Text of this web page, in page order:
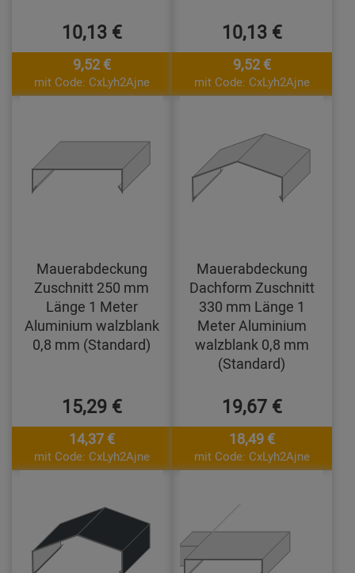
10,13 €
9,52 €
mit Code: CxLyh2Ajne
10,13 €
9,52 €
mit Code: CxLyh2Ajne
Mauerabdeckung
Zuschnitt 250 mm
Länge 1 Meter
Aluminium walzblank
0,8 mm (Standard)
15,29 €
14,37 €
mit Code: CxLyh2Ajne
Mauerabdeckung
Dachform Zuschnitt
330 mm Länge 1
Meter Aluminium
walzblank 0,8 mm
(Standard)
19,67 €
18,49 €
mit Code: CxLyh2Ajne